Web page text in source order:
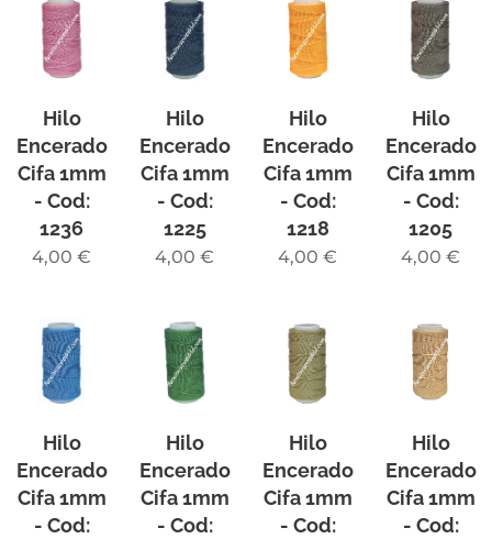
Hilo
Encerado
Cifa 1mm
- Cod:
1236
4,00 €
Hilo
Encerado
Cifa 1mm
- Cod:
1225
4,00 €
Hilo
Encerado
Cifa 1mm
- Cod:
1218
4,00 €
Hilo
Encerado
Cifa 1mm
- Cod:
1205
4,00 €
Hilo
Encerado
Cifa 1mm
- Cod:
Hilo
Encerado
Cifa 1mm
- Cod:
Hilo
Encerado
Cifa 1mm
- Cod:
Hilo
Encerado
Cifa 1mm
- Cod: